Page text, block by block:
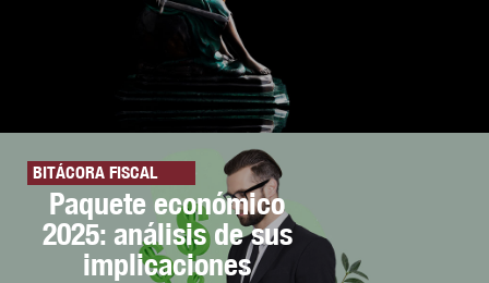
BITÁCORA FISCAL
Paquete económico
2025: análisis de sus
implicaciones